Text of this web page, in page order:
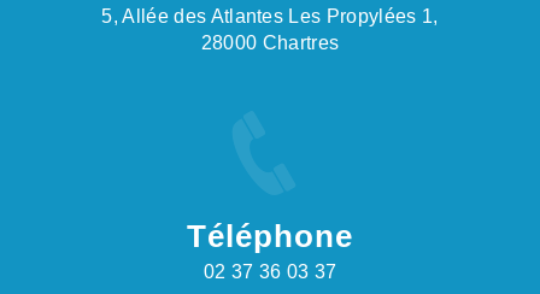
5, Allée des Atlantes Les Propylées 1,
28000 Chartres
Téléphone
02 37 36 03 37